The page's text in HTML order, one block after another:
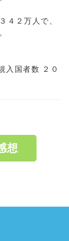
４２万人で、
入国者数 ２０
想